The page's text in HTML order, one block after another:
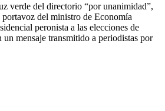
verde del directorio “por unanimidad”,
del ministro de Economía
peronista a las elecciones de
un mensaje transmitido a periodistas por